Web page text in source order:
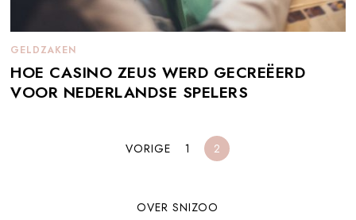
GELDZAKEN
HOE CASINO ZEUS WERD GECREËERD
VOOR NEDERLANDSE SPELERS
VORIGE 1 2
OVER SNIZOO